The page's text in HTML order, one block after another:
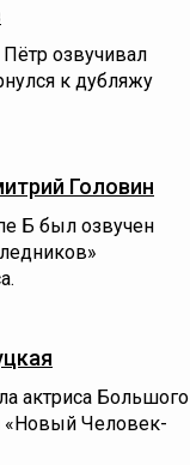
озвучивал
к дубляжу
Головин
Б был озвучен
актриса Большого
«Новый Человек-